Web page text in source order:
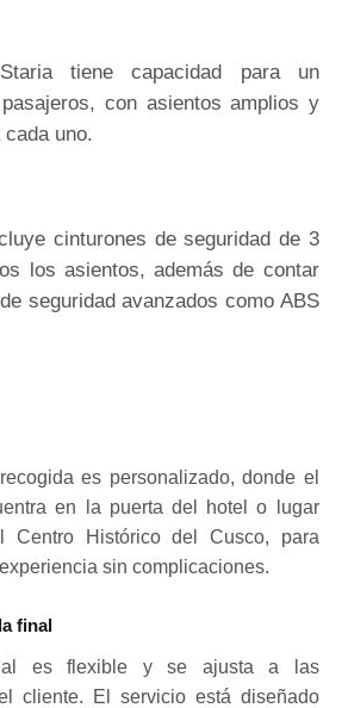
tiene capacidad para un
con asientos amplios y
uno.
cinturones de seguridad de 3
los asientos, además de contar
seguridad avanzados como ABS
es personalizado, donde el
en la puerta del hotel o lugar
Centro Histórico del Cusco, para
sin complicaciones.
final
es flexible y se ajusta a las
cliente. El servicio está diseñado